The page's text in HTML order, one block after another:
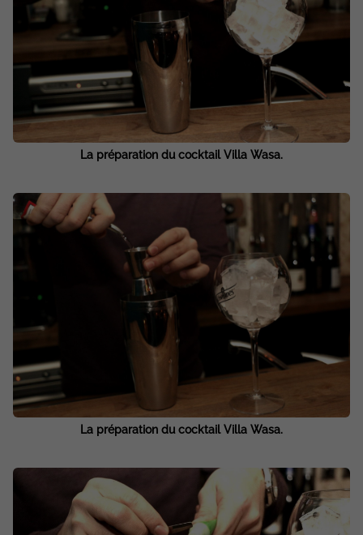
La préparation du cocktail Villa Wasa.
La préparation du cocktail Villa Wasa.